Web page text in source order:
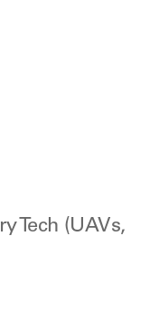
Tech (UAVs,